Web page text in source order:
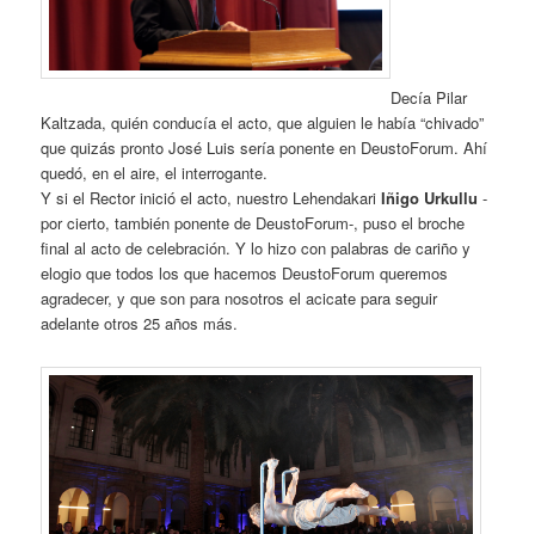
Decía Pilar
Kaltzada, quién conducía el acto, que alguien le había “chivado”
que quizás pronto José Luis sería ponente en DeustoForum. Ahí
quedó, en el aire, el interrogante.
Y si el Rector inició el acto, nuestro LehendakariIñigo Urkullu -
por cierto, también ponente de DeustoForum-, puso el broche
final al acto de celebración. Y lo hizo con palabras de cariño y
elogio que todos los que hacemos DeustoForum queremos
agradecer, y que son para nosotros el acicate para seguir
adelante otros 25 años más.